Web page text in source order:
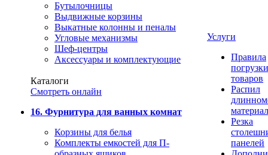
Бутылочницы
Выдвижные корзины
Выкатные колонны и пеналы
Угловые механизмы
Шеф-центры
Аксессуары и комплектующие
Каталоги
Смотреть онлайн
16. Фурнитура для ванных комнат
Корзины для белья
Комплекты емкостей для П-
Услуги
Правила
погрузки
товаров
Распил
Резка
панелей